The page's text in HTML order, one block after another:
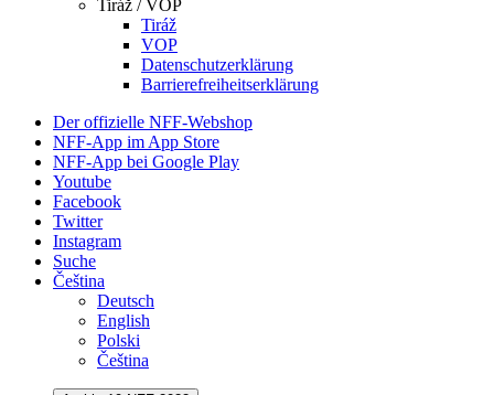
Tiráž / VOP
Tiráž
VOP
Datenschutzerklärung
Barrierefreiheitserklärung
Der offizielle NFF-Webshop
NFF-App im App Store
NFF-App bei Google Play
Youtube
Facebook
Twitter
Instagram
Suche
Čeština
Deutsch
English
Polski
Čeština